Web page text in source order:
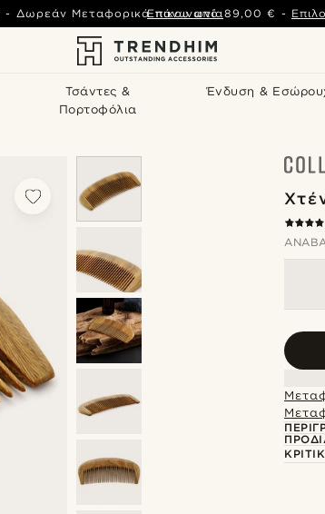
Τσάντες &
Πορτοφόλια
Ένδυση &
- Δωρεάν Μεταφορικά πάνω από89,00 € -
Επικοινωνία